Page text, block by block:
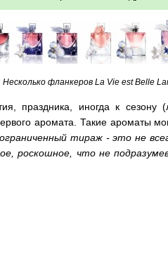
Несколько фланкеров La Vie est Belle
праздника, иногда к
аромата. Такие ароматы
тираж - это не
роскошное, что не